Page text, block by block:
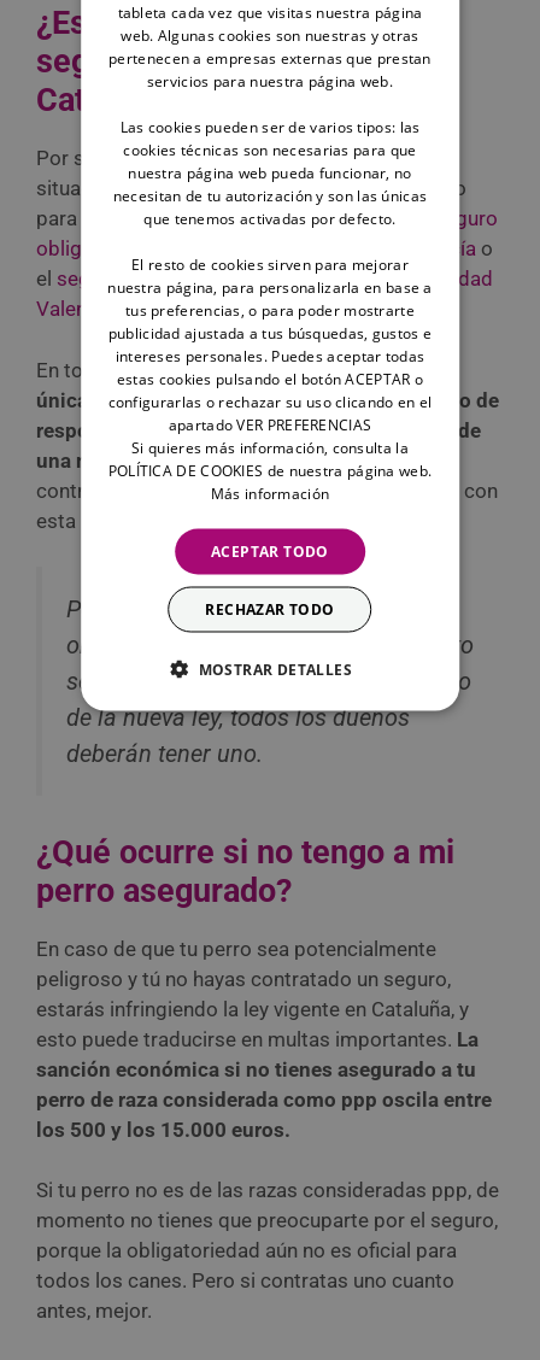
¿Es obligatorio contratar un
seguro para perros en
Cataluña?
Por si aún no te ha quedado claro cuál es la
situación actual en Cataluña respecto al seguro
para mascotas, ocurre lo mismo que con el
seguro
obligatorio de responsabilidad civil en Andalucía o
el seguro obligatorio para perros en la Comunidad
Valenciana.
En todas estas comunidades españolas,
únicamente es obligatorio contratar un seguro de
responsabilidad civil para tu perro si se trata de
una mascota considerada como ppp.En caso
contrario, todavía no es necesario que cuentes con
esta póliza, pero sí altamente recomendable.
Porque, como te hemos advertido, su
obligatoriedad es inminente: en cuanto
se apruebe el desarrollo reglamentario
de la nueva ley, todos los dueños
deberán tener uno.
¿Qué ocurre si no tengo a mi
perro asegurado?
En caso de que tu perro sea potencialmente
peligroso y tú no hayas contratado un seguro,
estarás infringiendo la ley vigente en Cataluña, y
esto puede traducirse en multas importantes. La
sanción económica si no tienes asegurado a tu
perro de raza considerada como ppp oscila entre
los 500 y los 15.000 euros.
Si tu perro no es de las razas consideradas ppp, de
momento no tienes que preocuparte por el seguro,
porque la obligatoriedad aún no es oficial para
todos los canes. Pero si contratas uno cuanto
antes, mejor.
tableta cada vez que visitas nuestra página
web. Algunas cookies son nuestras y otras
pertenecen a empresas externas que prestan
servicios para nuestra página web.
Las cookies pueden ser de varios tipos: las
cookies técnicas son necesarias para que
nuestra página web pueda funcionar, no
necesitan de tu autorización y son las únicas
que tenemos activadas por defecto.
El resto de cookies sirven para mejorar
nuestra página, para personalizarla en base a
tus preferencias, o para poder mostrarte
publicidad ajustada a tus búsquedas, gustos e
intereses personales. Puedes aceptar todas
estas cookies pulsando el botón ACEPTAR o
configurarlas o rechazar su uso clicando en el
apartado VER PREFERENCIAS
Si quieres más información, consulta la
POLÍTICA DE COOKIES de nuestra página web.
Más información
ACEPTAR TODO
RECHAZAR TODO
MOSTRAR DETALLES